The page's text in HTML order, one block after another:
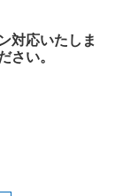
対応いたしま
さい。